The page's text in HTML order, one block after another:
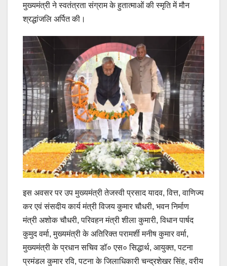
मुख्यमंत्री ने स्वतंत्रता संग्राम के हुतात्माओं की स्मृति में मौन
श्रद्धांजलि अर्पित की।
इस अवसर पर उप मुख्यमंत्री तेजस्वी प्रसाद यादव, वित्त, वाणिज्य
कर एवं संसदीय कार्य मंत्री विजय कुमार चौधरी, भवन निर्माण
मंत्री अशोक चौधरी, परिवहन मंत्री शीला कुमारी, विधान पार्षद
कुमुद वर्मा, मुख्यमंत्री के अतिरिक्त परामर्शी मनीष कुमार वर्मा,
मुख्यमंत्री के प्रधान सचिव डॉ० एस० सिद्धार्थ, आयुक्त, पटना
प्रमंडल कुमार रवि, पटना के जिलाधिकारी चन्द्रशेखर सिंह, वरीय